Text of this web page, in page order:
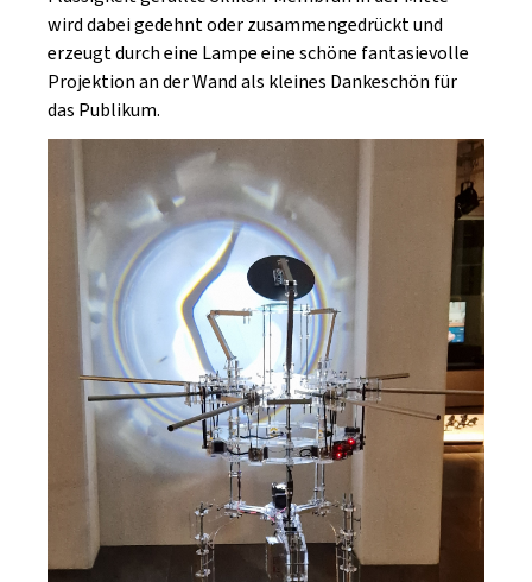
wird dabei gedehnt oder zusammengedrückt und
erzeugt durch eine Lampe eine schöne fantasievolle
Projektion an der Wand als kleines Dankeschön für
das Publikum.